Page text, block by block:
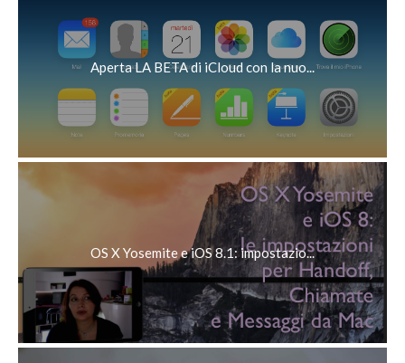
Aperta LA BETA di iCloud con la nuo...
OS X Yosemite e iOS 8.1: impostazio...